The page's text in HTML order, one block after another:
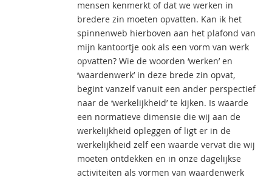
mensen kenmerkt of dat we werken in
bredere zin moeten opvatten. Kan ik het
spinnenweb hierboven aan het plafond van
mijn kantoortje ook als een vorm van werk
opvatten? Wie de woorden ‘werken’ en
‘waardenwerk’ in deze brede zin opvat,
begint vanzelf vanuit een ander perspectief
naar de ‘werkelijkheid’ te kijken. Is waarde
een normatieve dimensie die wij aan de
werkelijkheid opleggen of ligt er in de
werkelijkheid zelf een waarde vervat die wij
moeten ontdekken en in onze dagelijkse
activiteiten als vormen van waardenwerk